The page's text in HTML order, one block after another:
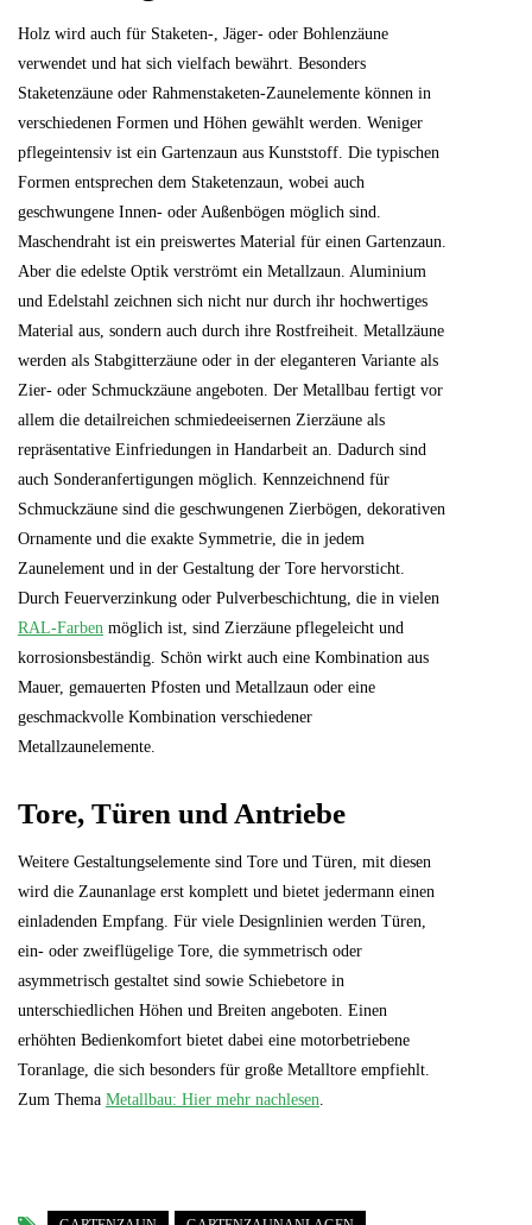
Holz wird auch für Staketen-, Jäger- oder Bohlenzäune
verwendet und hat sich vielfach bewährt. Besonders
Staketenzäune oder Rahmenstaketen-Zaunelemente können in
verschiedenen Formen und Höhen gewählt werden. Weniger
pflegeintensiv ist ein Gartenzaun aus Kunststoff. Die typischen
Formen entsprechen dem Staketenzaun, wobei auch
geschwungene Innen- oder Außenbögen möglich sind.
Maschendraht ist ein preiswertes Material für einen Gartenzaun.
Aber die edelste Optik verströmt ein Metallzaun. Aluminium
und Edelstahl zeichnen sich nicht nur durch ihr hochwertiges
Material aus, sondern auch durch ihre Rostfreiheit. Metallzäune
werden als Stabgitterzäune oder in der eleganteren Variante als
Zier- oder Schmuckzäune angeboten. Der Metallbau fertigt vor
allem die detailreichen schmiedeeisernen Zierzäune als
repräsentative Einfriedungen in Handarbeit an. Dadurch sind
auch Sonderanfertigungen möglich. Kennzeichnend für
Schmuckzäune sind die geschwungenen Zierbögen, dekorativen
Ornamente und die exakte Symmetrie, die in jedem
Zaunelement und in der Gestaltung der Tore hervorsticht.
Durch Feuerverzinkung oder Pulverbeschichtung, die in vielen
RAL-Farben möglich ist, sind Zierzäune pflegeleicht und
korrosionsbeständig. Schön wirkt auch eine Kombination aus
Mauer, gemauerten Pfosten und Metallzaun oder eine
geschmackvolle Kombination verschiedener
Metallzaunelemente.
Tore, Türen und Antriebe
Weitere Gestaltungselemente sind Tore und Türen, mit diesen
wird die Zaunanlage erst komplett und bietet jedermann einen
einladenden Empfang. Für viele Designlinien werden Türen,
ein- oder zweiflügelige Tore, die symmetrisch oder
asymmetrisch gestaltet sind sowie Schiebetore in
unterschiedlichen Höhen und Breiten angeboten. Einen
erhöhten Bedienkomfort bietet dabei eine motorbetriebene
Toranlage, die sich besonders für große Metalltore empfiehlt.
Zum Thema Metallbau: Hier mehr nachlesen.